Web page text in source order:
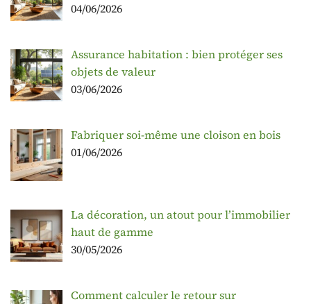
04/06/2026
Assurance habitation : bien protéger ses
objets de valeur
03/06/2026
Fabriquer soi-même une cloison en bois
01/06/2026
La décoration, un atout pour l’immobilier
haut de gamme
30/05/2026
Comment calculer le retour sur